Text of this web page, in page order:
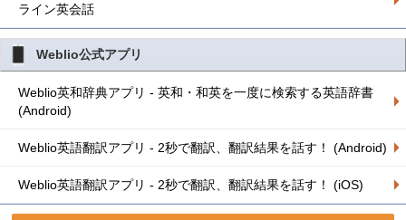
ライン英会話
Weblio公式アプリ
Weblio英和辞典アプリ - 英和・和英を一度に検索する英語辞書
(Android)
Weblio英語翻訳アプリ - 2秒で翻訳、翻訳結果を話す！ (Android)
Weblio英語翻訳アプリ - 2秒で翻訳、翻訳結果を話す！ (iOS)